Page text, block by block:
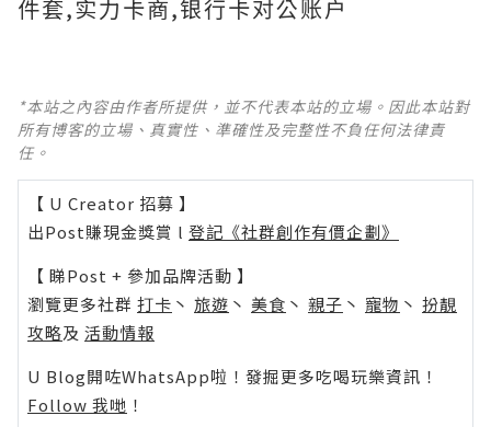
件套,实力卡商,银行卡对公账户
*本站之內容由作者所提供，並不代表本站的立場。因此本站對
所有博客的立場、真實性、準確性及完整性不負任何法律責
任。
【 U Creator 招募 】
出Post賺現金獎賞 l 登記《社群創作有價企劃》
【 睇Post + 參加品牌活動 】
瀏覽更多社群 打卡 丶 旅遊 丶 美食 丶 親子 丶 寵物 丶 扮靚
攻略及 活動情報
U Blog開咗WhatsApp啦！發掘更多吃喝玩樂資訊！
Follow 我哋 ！